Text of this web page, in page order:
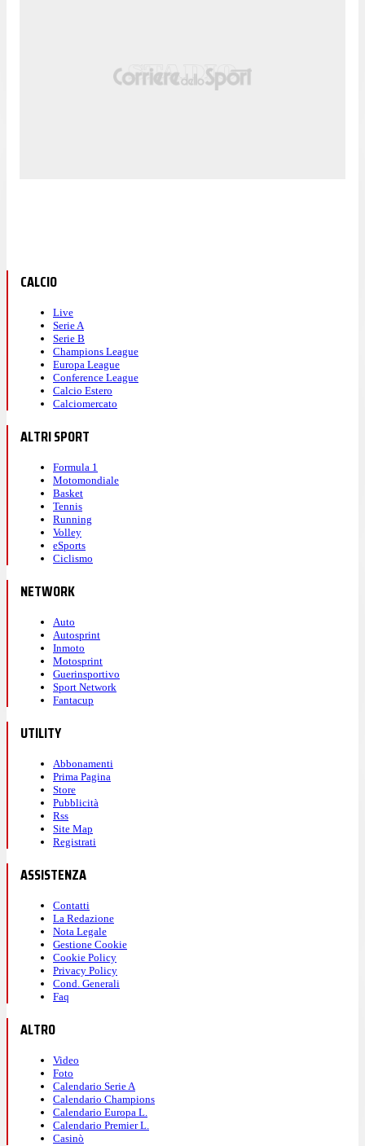
CALCIO
Live
Serie A
Serie B
Champions League
Europa League
Conference League
Calcio Estero
Calciomercato
ALTRI SPORT
Formula 1
Motomondiale
Basket
Tennis
Running
Volley
eSports
Ciclismo
NETWORK
Auto
Autosprint
Inmoto
Motosprint
Guerinsportivo
Sport Network
Fantacup
UTILITY
Abbonamenti
Prima Pagina
Store
Pubblicità
Rss
Site Map
Registrati
ASSISTENZA
Contatti
La Redazione
Nota Legale
Gestione Cookie
Cookie Policy
Privacy Policy
Cond. Generali
Faq
ALTRO
Video
Foto
Calendario Serie A
Calendario Champions
Calendario Europa L.
Calendario Premier L.
Casinò